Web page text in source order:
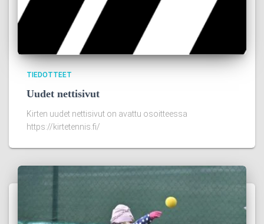
TIEDOTTEET
Uudet nettisivut
Kirten uudet nettisivut on avattu osoitteessa
https://kirtetennis.fi/